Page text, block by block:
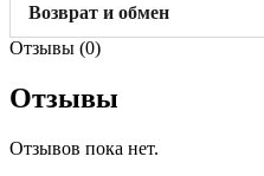
Возврат и обмен
Отзывы (0)
Отзывы
Отзывов пока нет.